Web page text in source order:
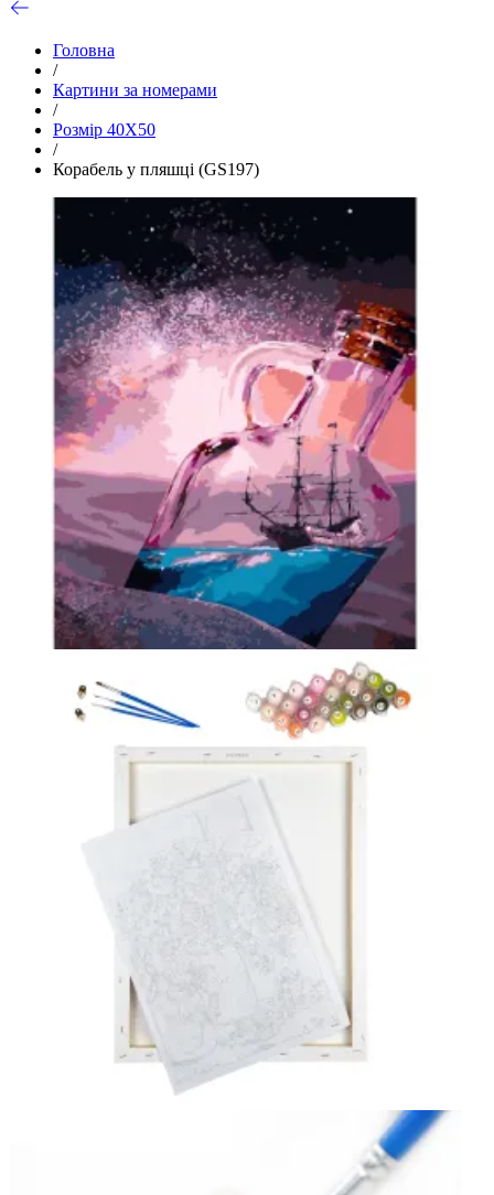
Головна
/
Картини за номерами
/
Розмір 40Х50
/
Корабель у пляшці (GS197)